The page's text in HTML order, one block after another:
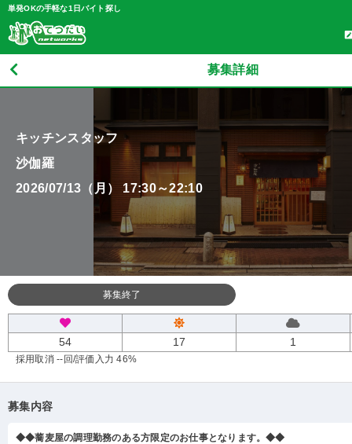
単発OKの手軽な1日バイト探し
募集詳細
キッチンスタッフ
沙伽羅
2026/07/13（月） 17:30～22:10
募集終了
54 17 1
採用取消 --回/評価入力 46%
募集内容
◆◆蕎麦屋の調理勤務のある方限定のお仕事となります。◆◆